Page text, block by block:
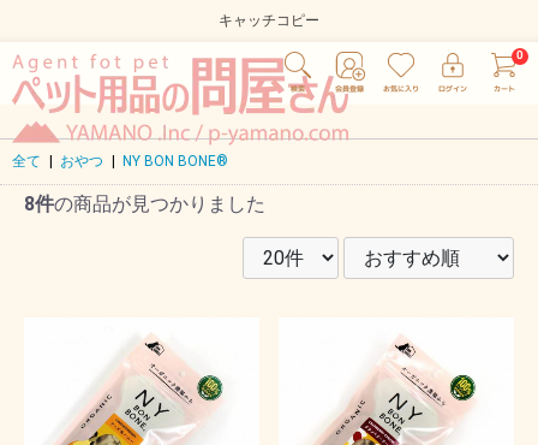
キャッチコピー
全て おやつ NY BON BONE®
8件の商品が見つかりました